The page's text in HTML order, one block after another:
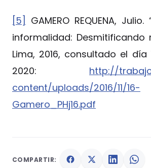
[5] GAMERO REQUENA,
informalidad: Desmitificando
Lima, 2016, consultado el
2020: http://
content/uploads/2016/11/16-
Gamero_PHj16.pdf
COMPARTIR: